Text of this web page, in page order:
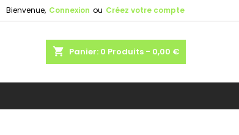
Bienvenue, Connexion ou Créez votre compte
shopping_cart Panier: 0 Produits - 0,00 €